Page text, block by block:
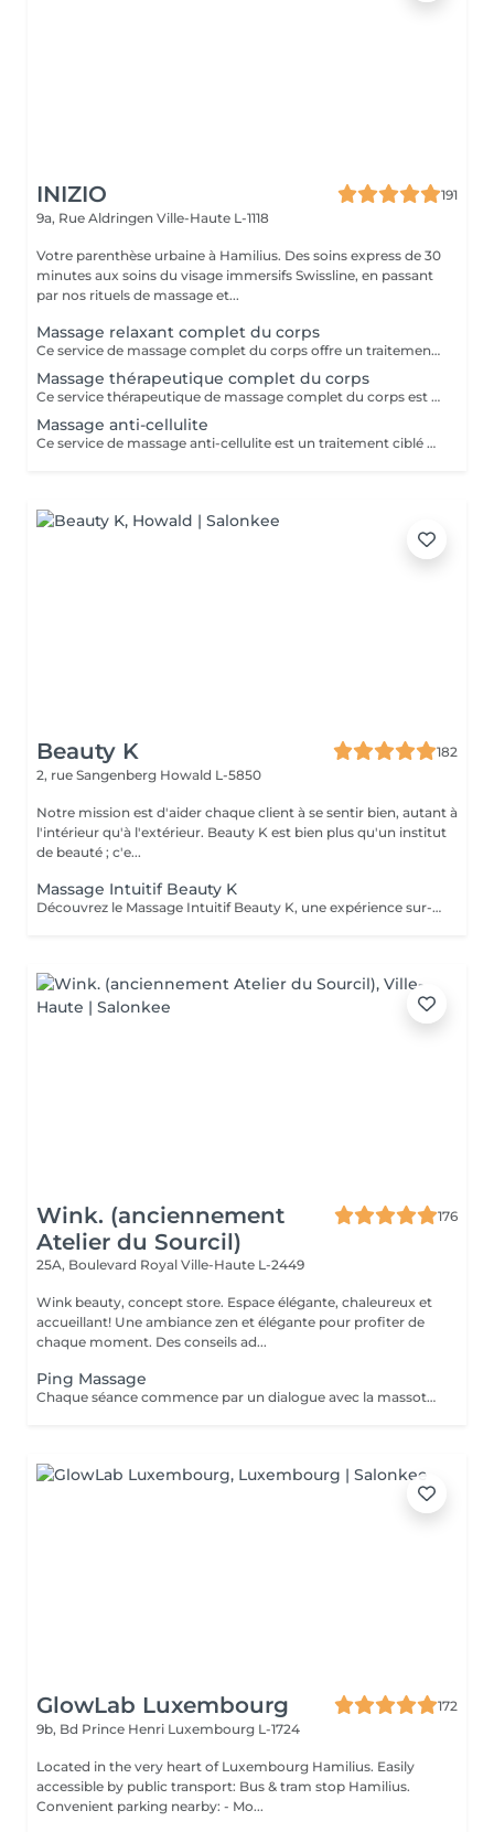
INIZIO
191
9a, Rue Aldringen Ville-Haute L-1118
Votre parenthèse urbaine à Hamilius. Des soins express de 30
minutes aux soins du visage immersifs Swissline, en passant
par nos rituels de massage et...
Massage relaxant complet du corps
Ce service de massage complet du corps offre un traitement complet et relaxant conçu pour travailler sur tout le corps : cou, épaules, dos, bras, mains, jambes, pieds. Il utilise des techniques fluides à moyenne pression pour relâcher la tension musculaire, améliorer la flexibilité et favoriser la relaxation profonde, ce qui le rend idéal pour soulager le stress, les douleurs quotidiennes ou simplement rétablir l'équilibre après une semaine chargée.
Massage thérapeutique complet du corps
Ce service thérapeutique de massage complet du corps est une séance ciblée et axée sur le traitement qui aborde la tension musculaire spécifique, les déséquilibres posturaux et les schémas de douleur chronique dans tout le corps. En utilisant des techniques plus profondes et ciblées telles que la libération myofasciale, le travail au point de déclenchement et l'étirement des fibres croisées, il vise à corriger les restrictions musculaires, à améliorer la mobilité articulaire et à restaurer le mouvement fonctionnel, ce qui le rend idéal pour les personnes souffrant d'inconfort récurrent ou de modes de vie actifs. Principaux avantages Soulage la tension musculaire chronique et la douleur, en particulier dans le cou, les épaules, le dos, les hanches et les jambes, en travaillant sur les tissus profonds et les points de déclenchement. Améliore la posture et la mobilité des articulations en relâchant les muscles tendus et le fascia, aidant le corps à bouger plus librement et avec moins de fatigue. Favorise la récupération et la performance des blessures en réduisant la raideur musculaire, en améliorant la circulation et en raccourcissant le temps de récupération après l'activité physique.
Massage anti-cellulite
Ce service de massage anti-cellulite est un traitement ciblé et stimulant conçu pour améliorer l'apparence et la texture de la peau généralement affectée par la cellulite, en particulier sur les cuisses, les hanches, les fesses et parfois l'abdomen. En utilisant des techniques fermes et rythmiques telles que le pétrissage profond, le drainage lymphatique et les pressions circulaires, il vise à briser les dépôts graisseux, à stimuler la circulation et à encourager l'élimination des fluides et des toxines retenus du tissu. Principaux avantages : Aide à réduire l'apparence visible de la cellulite en améliorant le flux sanguin et le drainage lymphatique dans les zones ciblées. Soutient une peau plus lisse et plus ferme en encourageant la dégradation des dépôts graisseux et en réduisant la rétention d'eau. Favorise une meilleure circulation et une meilleure désintoxication, ce qui peut laisser la peau plus douce, plus tonique et moins de fossettes au fil du temps avec des séances régulières.
Beauty K
182
2, rue Sangenberg Howald L-5850
Notre mission est d'aider chaque client à se sentir bien, autant à
l'intérieur qu'à l'extérieur. Beauty K est bien plus qu'un institut
de beauté ; c'e...
Massage Intuitif Beauty K
Découvrez le Massage Intuitif Beauty K, une expérience sur-mesure où nos praticiennes se connectent profondément à votre corps pour vous offrir une séance personnalisée et apaisante. Formées à diverses techniques, elles vous guideront dans un voyage sensoriel unique, adapté à vos besoins. Choisissez votre praticienne selon votre intuition, et laissez-vous emporter par ce massage exclusif dans notre espace de sérénité. Dès votre arrivée, vous serez enveloppé dans une ambiance chaleureuse et relaxante, avec lumière tamisée et arômes délicats, parfaits pour la détente totale. Le massage commence par des effleurages doux, préparant le corps à un modelage plus profond, libérant les tensions et stimulant la circulation.
Wink. (anciennement
Atelier du Sourcil)
176
25A, Boulevard Royal Ville-Haute L-2449
Wink beauty, concept store. Espace élégante, chaleureux et
accueillant! Une ambiance zen et élégante pour profiter de
chaque moment. Des conseils ad...
Ping Massage
Chaque séance commence par un dialogue avec la massothérapeute, pour comprendre vos besoins et créer une séance sur-mesure.
GlowLab Luxembourg
172
9b, Bd Prince Henri Luxembourg L-1724
Located in the very heart of Luxembourg Hamilius. Easily
accessible by public transport: Bus & tram stop Hamilius.
Convenient parking nearby: - Mo...